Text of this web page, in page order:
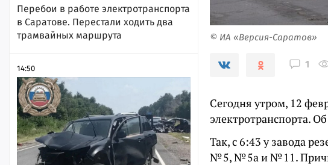
Перебои в работе электротранспорта
в Саратове. Перестали ходить два
трамвайных маршрута
14:50
© ИА «Версия-Саратов»
1
Сегодня утром, 12
электротранспорта.
Так, с 6:43 у завода
№ 5, № 5а и № 11.